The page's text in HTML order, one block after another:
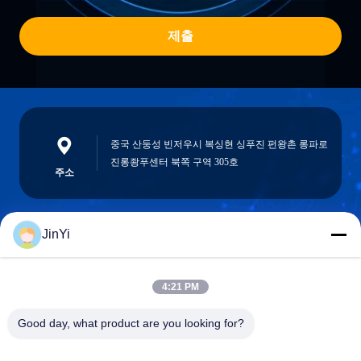
제출
주소
중국 산둥성 빈저우시 복싱현 싱푸진 펀왕촌 롱파로
진롱좡푸센터 북쪽 구역 305호
chenshasha1867@gmail.com
JinYi
4:21 PM
Good day, what product are you looking for?